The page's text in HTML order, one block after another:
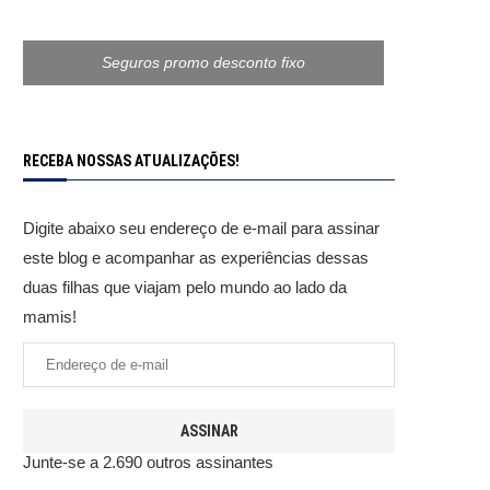
Seguros promo desconto fixo
RECEBA NOSSAS ATUALIZAÇÕES!
Digite abaixo seu endereço de e-mail para assinar
este blog e acompanhar as experiências dessas
duas filhas que viajam pelo mundo ao lado da
mamis!
ASSINAR
Junte-se a 2.690 outros assinantes